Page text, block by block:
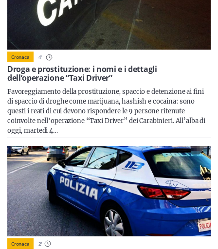
Sport
Sicilia
Servizi
Resta sempre aggiornato con le ultime news, iscriviti alla
Iscriviti
Droga e prostituzione: i nomi e i dettagli
dell’operazione “Taxi Driver”
Cronaca 4'
Favoreggiamento della prostituzione, spaccio e detenzione ai fini
di spaccio di droghe come marijuana, hashish e cocaina: sono
questi i reati di cui devono rispondere le 9 persone ritenute
coinvolte nell'operazione “Taxi Driver” dei Carabinieri. All’alba di
oggi, martedì 4…
Cronaca 2'